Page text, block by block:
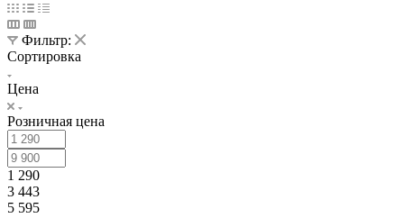
Фильтр:
Сортировка
Цена
Розничная цена
1 290
3 443
5 595